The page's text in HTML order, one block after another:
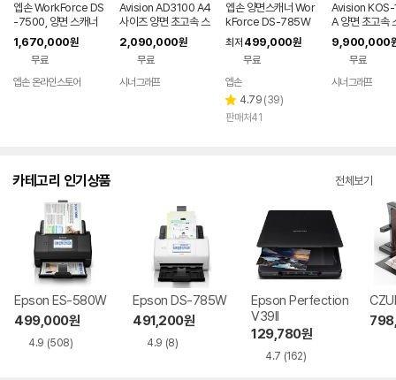
엡손 WorkForce DS
-7500, 양면 스캐너
1,670,000원
무료
엡손 온라인스토어
Avision AD3100 A4
사이즈 양면 초고속 스
캐너 100ppm/200i
pm
2,090,000원
무료
시너그래프
엡손 양면스캐너 Wor
kForce DS-785W
무선
최저 499,000원
무료
엡손
별
점
4.79 리
(39)
판매처41
Avision
A 양면 초고속
130ppm/
9,900,000
무료
시너그래프
카테고리 인기상품 전체보기
Epson ES-580W
499,000원
4.9 (508)
Epson DS-785W
491,200원
4.9 (8)
Epson Perfection
V39II
129,780원
4.7 (162)